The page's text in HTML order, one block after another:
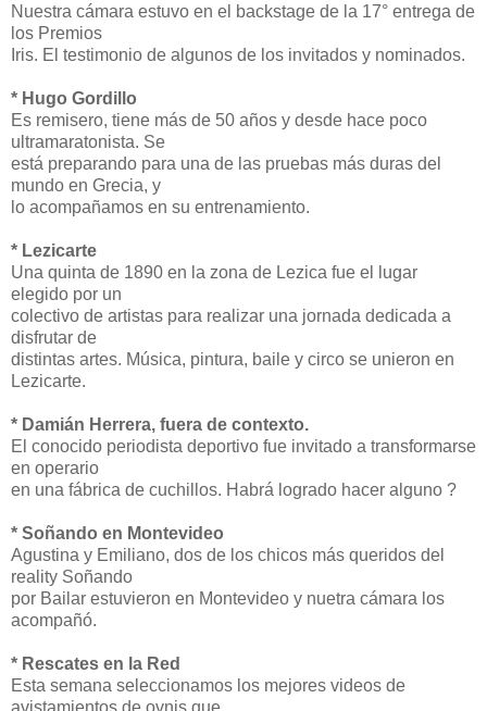
Nuestra cámara estuvo en el backstage de la 17° entrega de
los Premios
Iris. El testimonio de algunos de los invitados y nominados.
* Hugo Gordillo
Es remisero, tiene más de 50 años y desde hace poco
ultramaratonista. Se
está preparando para una de las pruebas más duras del
mundo en Grecia, y
lo acompañamos en su entrenamiento.
* Lezicarte
Una quinta de 1890 en la zona de Lezica fue el lugar
elegido por un
colectivo de artistas para realizar una jornada dedicada a
disfrutar de
distintas artes. Música, pintura, baile y circo se unieron en
Lezicarte.
* Damián Herrera, fuera de contexto.
El conocido periodista deportivo fue invitado a transformarse
en operario
en una fábrica de cuchillos. Habrá logrado hacer alguno ?
* Soñando en Montevideo
Agustina y Emiliano, dos de los chicos más queridos del
reality Soñando
por Bailar estuvieron en Montevideo y nuetra cámara los
acompañó.
* Rescates en la Red
Esta semana seleccionamos los mejores videos de
avistamientos de ovnis que